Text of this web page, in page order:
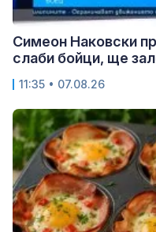
Симеон Наковски
слаби бойци, ще
11:35 • 07.08.26